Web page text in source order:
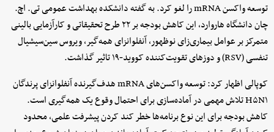
توسعه واکسن mRNA را لغو کرد. به گفته دانشکده بهداشت عمومی تی. اچ.
چان دانشگاه هاروارد، این کاهش بودجه بر ۲۲ طرح تحقیقاتی و کارآزمایی بالینی
متمرکز بر عوامل بیماری‌زای نوظهور، آنفلوانزای همه‌گیر، ویروس سین‌سیشیال
تنفسی (RSV) و دوزهای تقویت‌کننده کووید‑۱۹ تاثیر گذاشت.
کوپالی اظهار کرد: توسعه واکسن‌های mRNA هدف‌گیرنده آنفلوانزای پرندگان
H۵N۱ تلاش مهمی در آماده‌سازی برای احتمال وقوع یک همه‌گیری است.
کاهش بودجه برای این نوع برنامه‌ها خطر کند کردن پیشرفت علمی، محدود